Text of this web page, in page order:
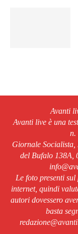
Avanti
Avanti live è una
n.
Giornale Socialista,
del Bufalo 138A,
Le foto presenti
internet, quindi
autori dovessero
basta